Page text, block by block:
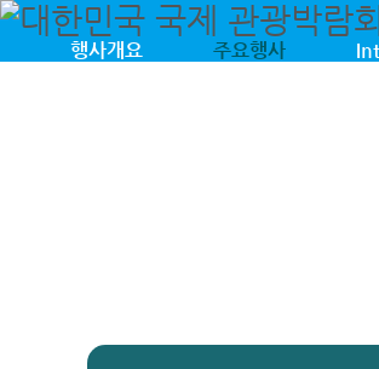
행사개요 주요행사